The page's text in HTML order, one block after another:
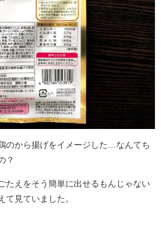
のから揚げをイメージした…なんてち
？
たえをそう簡単に出せるもんじゃない
見ていました。